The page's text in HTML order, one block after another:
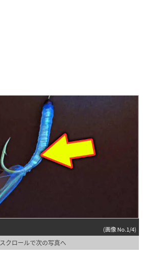
(画像 No.1/4)
クロールで次の写真へ